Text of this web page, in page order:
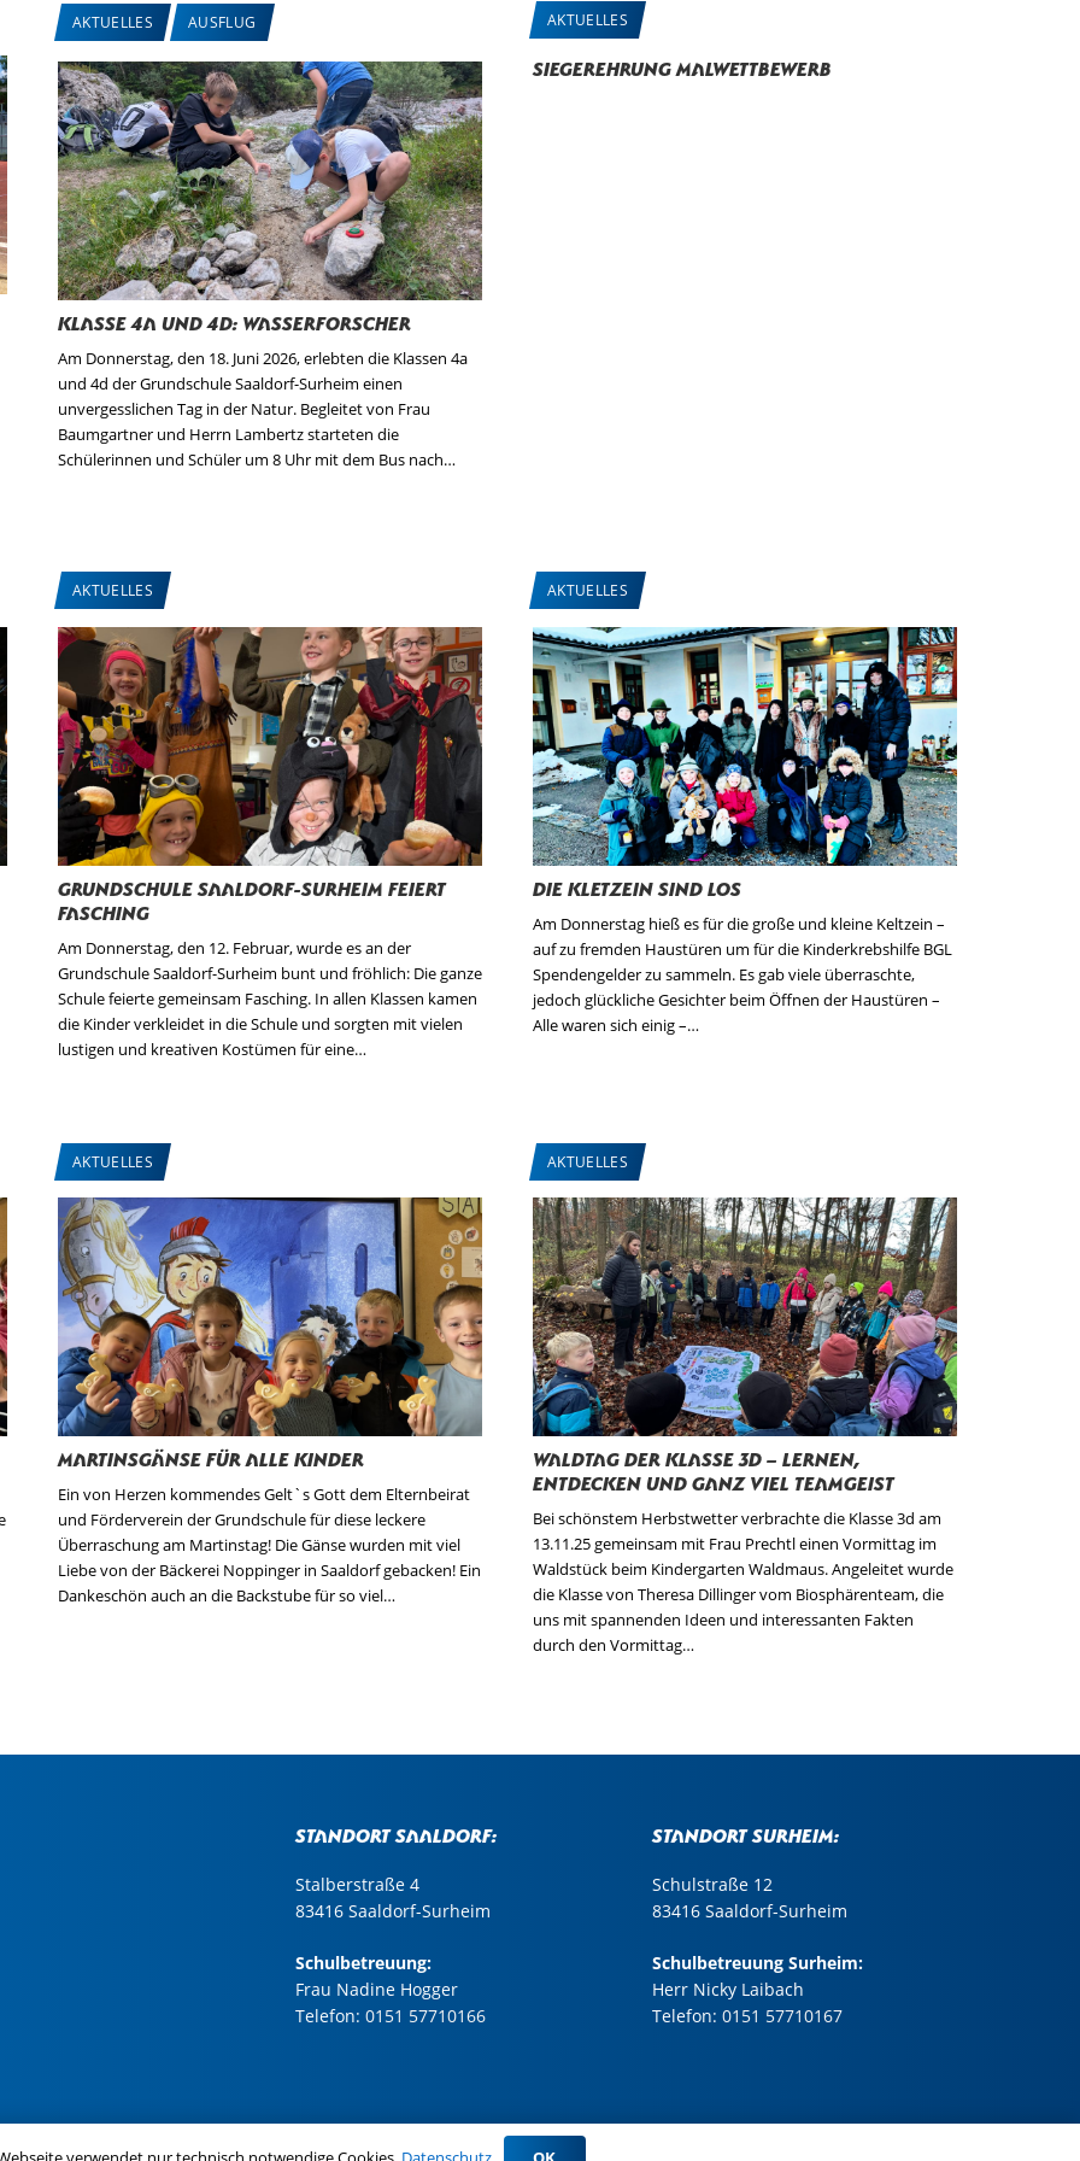
AKTUELLES AUSFLUG
Klasse 4a und 4d: Wasserforscher
Am Donnerstag, den 18. Juni 2026, erlebten die Klassen 4a
und 4d der Grundschule Saaldorf-Surheim einen
unvergesslichen Tag in der Natur. Begleitet von Frau
Baumgartner und Herrn Lambertz starteten die
Schülerinnen und Schüler um 8 Uhr mit dem Bus nach…
AKTUELLES
Siegerehrung Malwettbewerb
AKTUELLES
Grundschule Saaldorf-Surheim feiert
Fasching
Am Donnerstag, den 12. Februar, wurde es an der
Grundschule Saaldorf-Surheim bunt und fröhlich: Die ganze
Schule feierte gemeinsam Fasching. In allen Klassen kamen
die Kinder verkleidet in die Schule und sorgten mit vielen
lustigen und kreativen Kostümen für eine…
AKTUELLES
Die Kletzein sind los
Am Donnerstag hieß es für die große und kleine Keltzein –
auf zu fremden Haustüren um für die Kinderkrebshilfe BGL
Spendengelder zu sammeln. Es gab viele überraschte,
jedoch glückliche Gesichter beim Öffnen der Haustüren –
Alle waren sich einig –…
AKTUELLES
Martinsgänse für alle Kinder
Ein von Herzen kommendes Gelt`s Gott dem Elternbeirat
und Förderverein der Grundschule für diese leckere
Überraschung am Martinstag! Die Gänse wurden mit viel
Liebe von der Bäckerei Noppinger in Saaldorf gebacken! Ein
Dankeschön auch an die Backstube für so viel…
AKTUELLES
Waldtag der Klasse 3d – Lernen,
Entdecken und ganz viel Teamgeist
Bei schönstem Herbstwetter verbrachte die Klasse 3d am
13.11.25 gemeinsam mit Frau Prechtl einen Vormittag im
Waldstück beim Kindergarten Waldmaus. Angeleitet wurde
die Klasse von Theresa Dillinger vom Biosphärenteam, die
uns mit spannenden Ideen und interessanten Fakten
durch den Vormittag…
Standort Saaldorf:
Stalberstraße 4
83416 Saaldorf-Surheim
Schulbetreuung:
Frau Nadine Hogger
Telefon: 0151 57710166
Standort Surheim:
Schulstraße 12
83416 Saaldorf-Surheim
Schulbetreuung Surheim:
Herr Nicky Laibach
Telefon: 0151 57710167